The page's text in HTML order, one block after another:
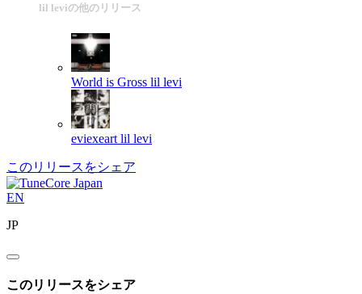
lil leviの他のリリース
World is Gross lil levi
eviexeart lil levi
このリリースをシェア
EN
JP
このリリースをシェア